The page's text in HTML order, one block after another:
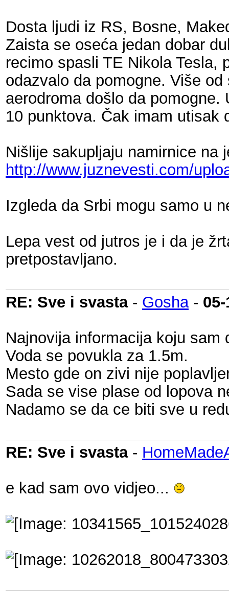
Dosta ljudi iz RS, Bosne,
Zaista se oseća jedan dobar
recimo spasli TE Nikola Tesla,
odazvalo da pomogne. Više
aerodroma došlo da
10 punktova. Čak imam utisak
Nišlije sakupljaju namirnice na
http://www.juznevesti.com/
Izgleda da Srbi mogu samo u
Lepa vest od jutros je i da je
pretpostavljano.
RE: Sve i svasta- Gosha-
Najnovija informacija koju sam
Voda se povukla za 1.5m.
Mesto gde on zivi nije
Sada se vise plase od lopova
Nadamo se da ce biti sve u
RE: Sve i svasta-
e kad sam ovo vidjeo...